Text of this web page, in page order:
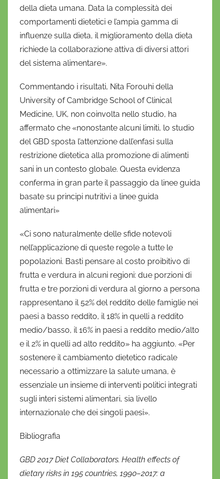
della dieta umana. Data la complessità dei
comportamenti dietetici e l’ampia gamma di
influenze sulla dieta, il miglioramento della dieta
richiede la collaborazione attiva di diversi attori
del sistema alimentare».
Commentando i risultati, Nita Forouhi della
University of Cambridge School of Clinical
Medicine, UK, non coinvolta nello studio, ha
affermato che «nonostante alcuni limiti, lo studio
del GBD sposta l’attenzione dall’enfasi sulla
restrizione dietetica alla promozione di alimenti
sani in un contesto globale. Questa evidenza
conferma in gran parte il passaggio da linee guida
basate su principi nutritivi a linee guida
alimentari»
«Ci sono naturalmente delle sfide notevoli
nell’applicazione di queste regole a tutte le
popolazioni. Basti pensare al costo proibitivo di
frutta e verdura in alcuni regioni: due porzioni di
frutta e tre porzioni di verdura al giorno a persona
rappresentano il 52% del reddito delle famiglie nei
paesi a basso reddito, il 18% in quelli a reddito
medio/basso, il 16% in paesi a reddito medio/alto
e il 2% in quelli ad alto reddito» ha aggiunto. «Per
sostenere il cambiamento dietetico radicale
necessario a ottimizzare la salute umana, è
essenziale un insieme di interventi politici integrati
sugli interi sistemi alimentari, sia livello
internazionale che dei singoli paesi».
Bibliografia
GBD 2017 Diet Collaborators. Health effects of
dietary risks in 195 countries, 1990–2017: a